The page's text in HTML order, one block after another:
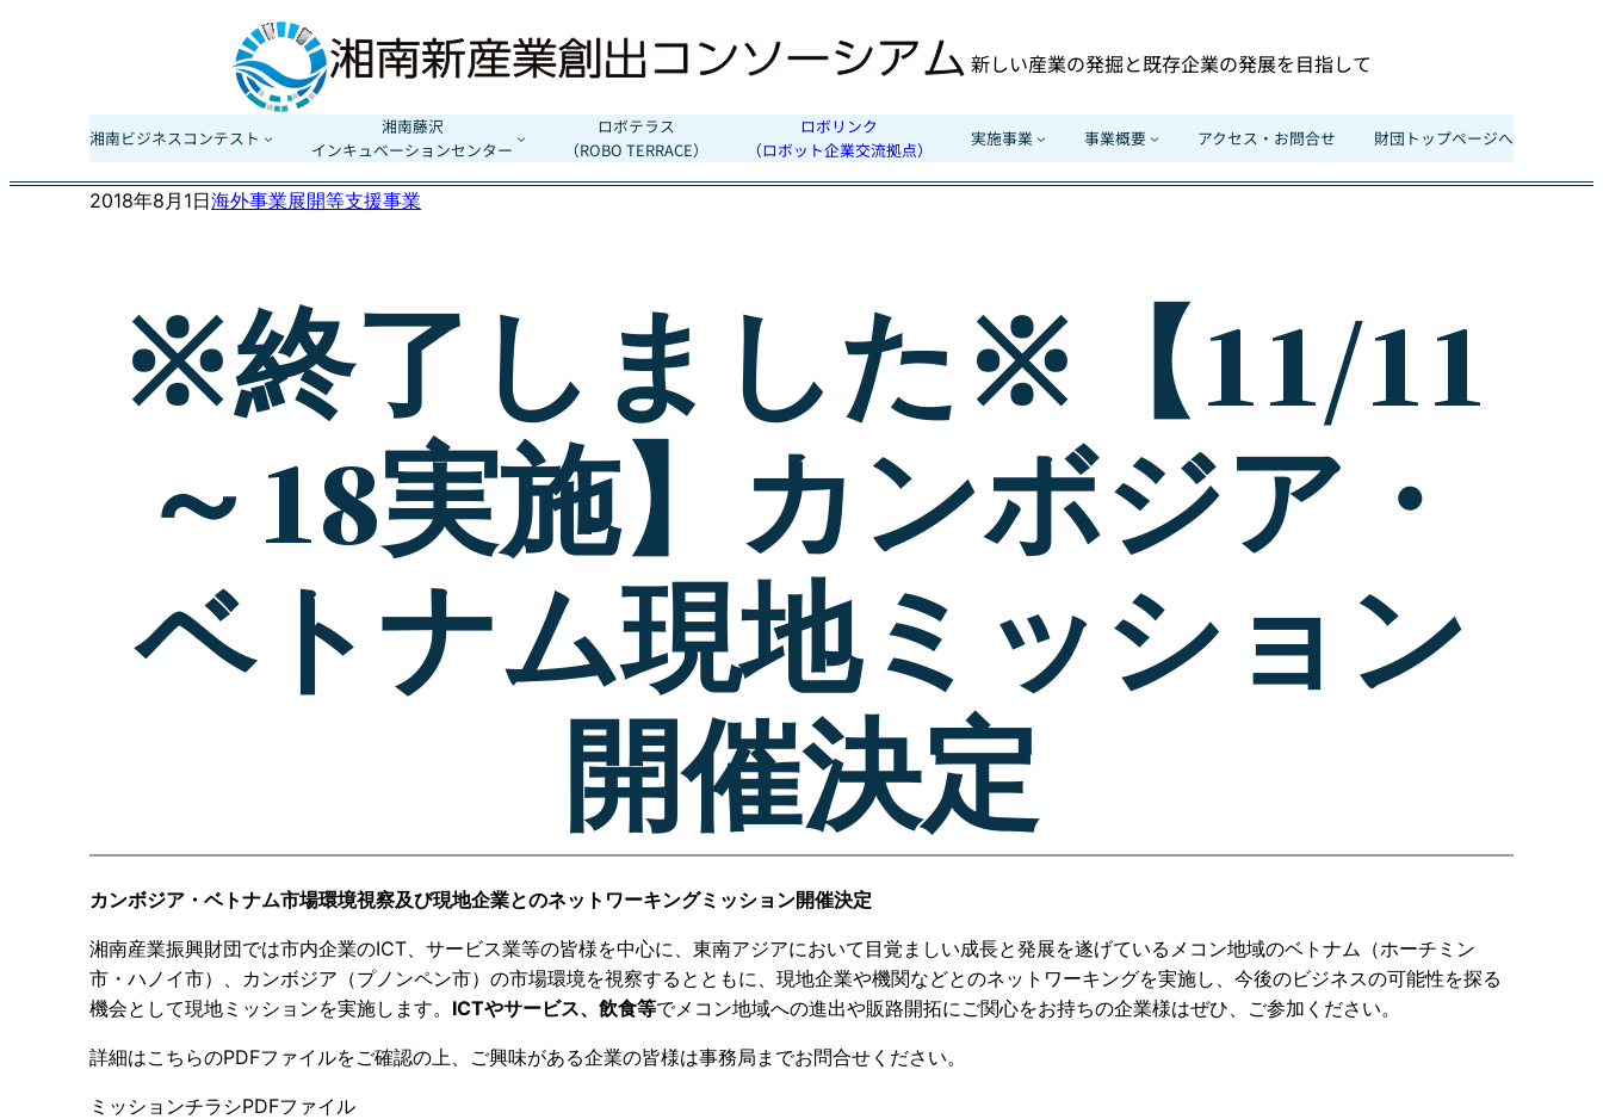
ッ
新しい産業の発掘と既存企業の発展を目指して
湘南ビジネスコンテスト
湘南藤沢
インキュベーションセンター
ロボテラス
（ROBO TERRACE）
ロボリンク
（ロボット企業交流拠点）
実施事業 事業概要 アクセス・お問合せ 財団トップページへ
2018年8月1日海外事業展開等支援事業
※終了しました※【11/11
～18実施】カンボジア・
ベトナム現地ミッション
開催決定
カンボジア・ベトナム市場環境視察及び現地企業とのネットワーキングミッション開催決定
湘南産業振興財団では市内企業のICT、サービス業等の皆様を中心に、東南アジアにおいて目覚ましい成長と発展を遂げているメコン地域のベトナム（ホーチミン
市・ハノイ市）、カンボジア（プノンペン市）の市場環境を視察するとともに、現地企業や機関などとのネットワーキングを実施し、今後のビジネスの可能性を探る
機会として現地ミッションを実施します。 ICTやサービス、飲食等でメコン地域への進出や販路開拓にご関心をお持ちの企業様はぜひ、ご参加ください。
詳細はこちらのPDFファイルをご確認の上、ご興味がある企業の皆様は事務局までお問合せください。
ミッションチラシPDFファイル